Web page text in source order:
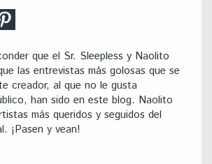
que el Sr. Sleepless y Naolito
las entrevistas más golosas que se
creador, al que no le gusta
han sido en este blog. Naolito
más queridos y seguidos del
¡Pasen y vean!